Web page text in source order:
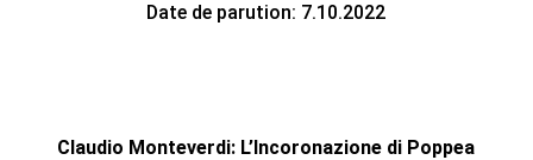
Date de parution: 7.10.2022
Claudio Monteverdi: L’Incoronazione di Poppea